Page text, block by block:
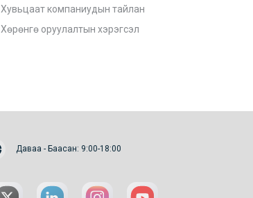
Хувьцаат компаниудын тайлан
Хөрөнгө оруулалтын хэрэгсэл
Даваа - Баасан: 9:00-18:00